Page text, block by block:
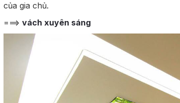
của gia chủ.
===> vách xuyên sáng